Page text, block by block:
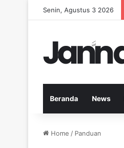
Senin, Agustus 3 2026
Beranda News
Home / Panduan